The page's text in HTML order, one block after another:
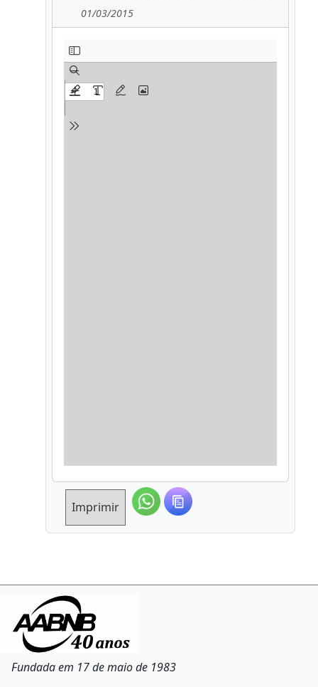
01/03/2015
Imprimir
Fundada em 17 de maio de 1983